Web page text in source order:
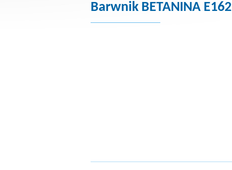
Barwnik BETANINA E162